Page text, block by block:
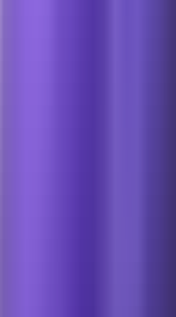
und 5% Rabatt